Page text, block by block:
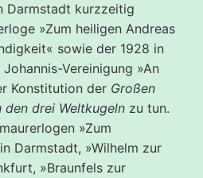
Darmstadt kurzzeitig
»Zum heiligen Andreas
sowie der 1928 in
Vereinigung »An
Konstitution der Großen
drei Weltkugelnzu tun.
»Zum
Darmstadt, »Wilhelm zur
»Braunfels zur